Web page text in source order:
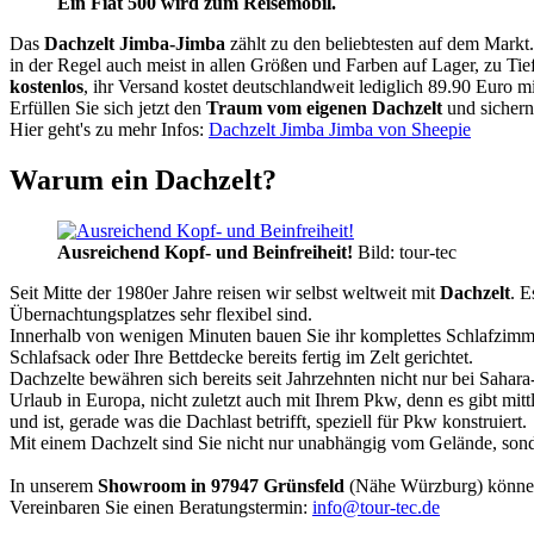
Das Dachzelt Jimba-Jimba zählt zu den beliebtesten auf dem
in der Regel auch meist in allen Größen und Farben auf Lager, zu
kostenlos, ihr Versand kostet deutschlandweit lediglich 89.90 Euro
Erfüllen Sie sich jetzt den Traum vom eigenen Dachzelt und
Hier geht's zu mehr Infos: Dachzelt Jimba Jimba von Sheepie
Warum ein Dachzelt?
Ausreichend Kopf- und Beinfreiheit! Bild: tour-tec
Seit Mitte der 1980er Jahre reisen wir selbst weltweit mit Dachzelt.
Übernachtungsplatzes sehr flexibel sind.
Innerhalb von wenigen Minuten bauen Sie ihr komplettes
Schlafsack oder Ihre Bettdecke bereits fertig im Zelt gerichtet.
Dachzelte bewähren sich bereits seit Jahrzehnten nicht nur bei
Urlaub in Europa, nicht zuletzt auch mit Ihrem Pkw, denn es gibt
und ist, gerade was die Dachlast betrifft, speziell für Pkw konstruiert.
Mit einem Dachzelt sind Sie nicht nur unabhängig vom Gelände,
In unserem Showroom in 97947 Grünsfeld (Nähe Würzburg)
Vereinbaren Sie einen Beratungstermin: info@tour-tec.de